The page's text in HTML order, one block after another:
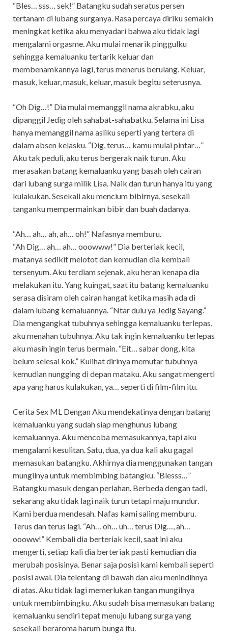
“Bles… sss… sek!” Batangku sudah seratus persen
tertanam di lubang surganya. Rasa percaya diriku semakin
meningkat ketika aku menyadari bahwa aku tidak lagi
mengalami orgasme. Aku mulai menarik pinggulku
sehingga kemaluanku tertarik keluar dan
membenamkannya lagi, terus menerus berulang. Keluar,
masuk, keluar, masuk, keluar, masuk begitu seterusnya.
“Oh Dig…!” Dia mulai memanggil nama akrabku, aku
dipanggil Jedig oleh sahabat-sahabatku. Selama ini Lisa
hanya memanggil nama asliku seperti yang tertera di
dalam absen kelasku. “Dig, terus… kamu mulai pintar…”
Aku tak peduli, aku terus bergerak naik turun. Aku
merasakan batang kemaluanku yang basah oleh cairan
dari lubang surga milik Lisa. Naik dan turun hanya itu yang
kulakukan. Sesekali aku mencium bibirnya, sesekali
tanganku mempermainkan bibir dan buah dadanya.
“Ah… ah… ah, ah… oh!” Nafasnya memburu.
“Ah Dig… ah… ah… ooowww!” Dia berteriak kecil,
matanya sedikit melotot dan kemudian dia kembali
tersenyum. Aku terdiam sejenak, aku heran kenapa dia
melakukan itu. Yang kuingat, saat itu batang kemaluanku
serasa disiram oleh cairan hangat ketika masih ada di
dalam lubang kemaluannya. “Ntar dulu ya Jedig Sayang.”
Dia mengangkat tubuhnya sehingga kemaluanku terlepas,
aku menahan tubuhnya. Aku tak ingin kemaluanku terlepas
aku masih ingin terus bermain. “Eit… sabar dong, kita
belum selesai kok.” Kulihat dirinya memutar tubuhnya
kemudian nungging di depan mataku. Aku sangat mengerti
apa yang harus kulakukan, ya… seperti di film-film itu.
Cerita Sex ML Dengan Aku mendekatinya dengan batang
kemaluanku yang sudah siap menghunus lubang
kemaluannya. Aku mencoba memasukannya, tapi aku
mengalami kesulitan. Satu, dua, ya dua kali aku gagal
memasukan batangku. Akhirnya dia menggunakan tangan
mungilnya untuk membimbing batangku. “Blesss…”
Batangku masuk dengan perlahan. Berbeda dengan tadi,
sekarang aku tidak lagi naik turun tetapi maju mundur.
Kami berdua mendesah. Nafas kami saling memburu.
Terus dan terus lagi. “Ah… oh… uh… terus Dig…, ah…
oooww!” Kembali dia berteriak kecil, saat ini aku
mengerti, setiap kali dia berteriak pasti kemudian dia
merubah posisinya. Benar saja posisi kami kembali seperti
posisi awal. Dia telentang di bawah dan aku menindihnya
di atas. Aku tidak lagi memerlukan tangan mungilnya
untuk membimbingku. Aku sudah bisa memasukan batang
kemaluanku sendiri tepat menuju lubang surga yang
sesekali beraroma harum bunga itu.